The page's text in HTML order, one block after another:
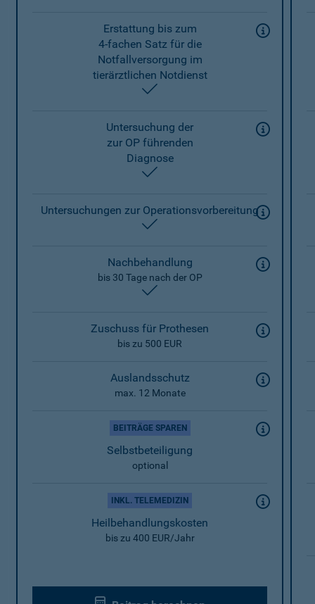
Erstattung bis zum
4-fachen Satz für die
Notfallversorgung im
tierärztlichen Notdienst
Untersuchung der
zur OP führenden
Diagnose
Untersuchungen zur Operationsvorbereitung
Nachbehandlung
bis 30 Tage nach der OP
Zuschuss für Prothesen
bis zu 500 EUR
Auslandsschutz
max. 12 Monate
BEITRÄGE SPAREN
Selbstbeteiligung
optional
INKL. TELEMEDIZIN
Heilbehandlungskosten
bis zu 400 EUR/Jahr